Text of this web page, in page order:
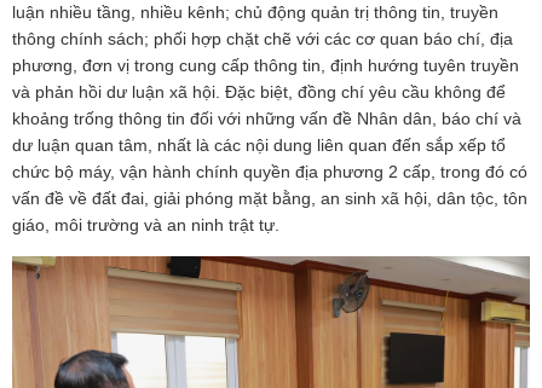
luận nhiều tầng, nhiều kênh; chủ động quản trị thông tin, truyền
thông chính sách; phối hợp chặt chẽ với các cơ quan báo chí, địa
phương, đơn vị trong cung cấp thông tin, định hướng tuyên truyền
và phản hồi dư luận xã hội. Đặc biệt, đồng chí yêu cầu không để
khoảng trống thông tin đối với những vấn đề Nhân dân, báo chí và
dư luận quan tâm, nhất là các nội dung liên quan đến sắp xếp tổ
chức bộ máy, vận hành chính quyền địa phương 2 cấp, trong đó có
vấn đề về đất đai, giải phóng mặt bằng, an sinh xã hội, dân tộc, tôn
giáo, môi trường và an ninh trật tự.